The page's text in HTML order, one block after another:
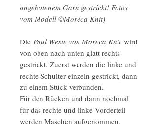
angebotenem Garn gestrickt! Fotos
vom Modell ©Moreca Knit)
Die Paul Weste von Moreca Knit wird
von oben nach unten glatt rechts
gestrickt. Zuerst werden die linke und
rechte Schulter einzeln gestrickt, dann
zu einem Stück verbunden.
Für den Rücken und dann nochmal
für das rechte und linke Vorderteil
werden Maschen aufgenommen.